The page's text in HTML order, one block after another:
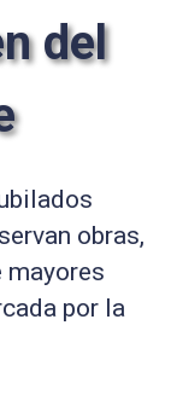
del
obras,
mayores
por la